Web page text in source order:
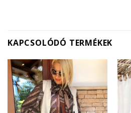
KAPCSOLÓDÓ TERMÉKEK